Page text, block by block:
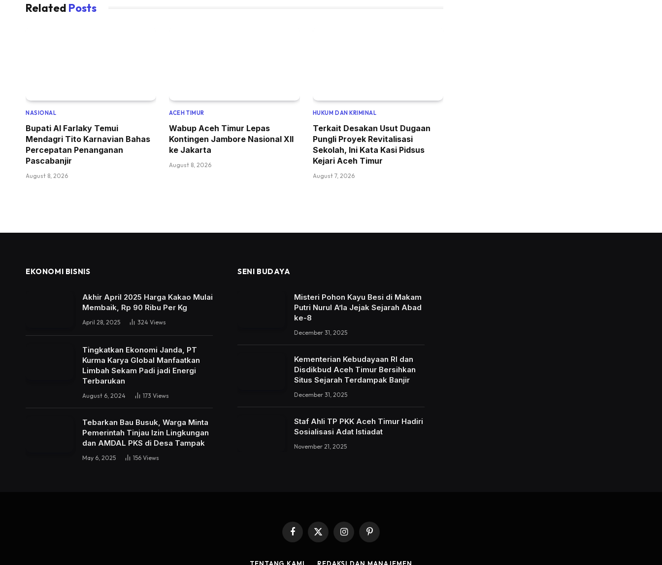
Related Posts
NASIONAL
Bupati Al Farlaky Temui
Mendagri Tito Karnavian Bahas
Percepatan Penanganan
Pascabanjir
August 8, 2026
ACEH TIMUR
Wabup Aceh Timur Lepas
Kontingen Jambore Nasional XII
ke Jakarta
August 8, 2026
HUKUM DAN KRIMINAL
Terkait Desakan Usut Dugaan
Pungli Proyek Revitalisasi
Sekolah, Ini Kata Kasi Pidsus
Kejari Aceh Timur
August 7, 2026
EKONOMI BISNIS
Akhir April 2025 Harga Kakao Mulai
Membaik, Rp 90 Ribu Per Kg
April 28, 2025 324 Views
Tingkatkan Ekonomi Janda, PT
Kurma Karya Global Manfaatkan
Limbah Sekam Padi jadi Energi
Terbarukan
August 6, 2024 173 Views
Tebarkan Bau Busuk, Warga Minta
Pemerintah Tinjau Izin Lingkungan
dan AMDAL PKS di Desa Tampak
May 6, 2025 156 Views
SENI BUDAYA
Misteri Pohon Kayu Besi di Makam
Putri Nurul A’la Jejak Sejarah Abad
ke-8
December 31, 2025
Kementerian Kebudayaan RI dan
Disdikbud Aceh Timur Bersihkan
Situs Sejarah Terdampak Banjir
December 31, 2025
Staf Ahli TP PKK Aceh Timur Hadiri
Sosialisasi Adat Istiadat
November 21, 2025
Facebook
X
(Twitter)
InstagramPinterest
TENTANG KAMI REDAKSI DAN MANAJEMEN